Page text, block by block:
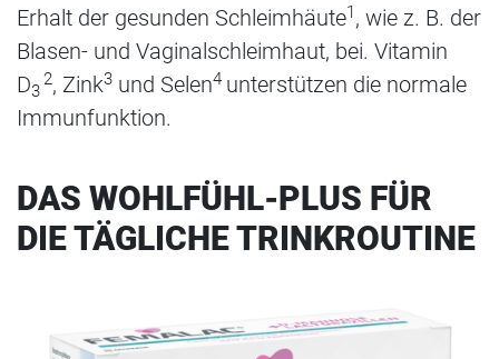
Erhalt der gesunden Schleimhäute1 , wie z. B. der
Blasen- und Vaginalschleimhaut, bei. Vitamin
D3
2, Zink3 und Selen4 unterstützen die normale
Immunfunktion.
DAS WOHLFÜHL-PLUS FÜR
DIE TÄGLICHE TRINKROUTINE